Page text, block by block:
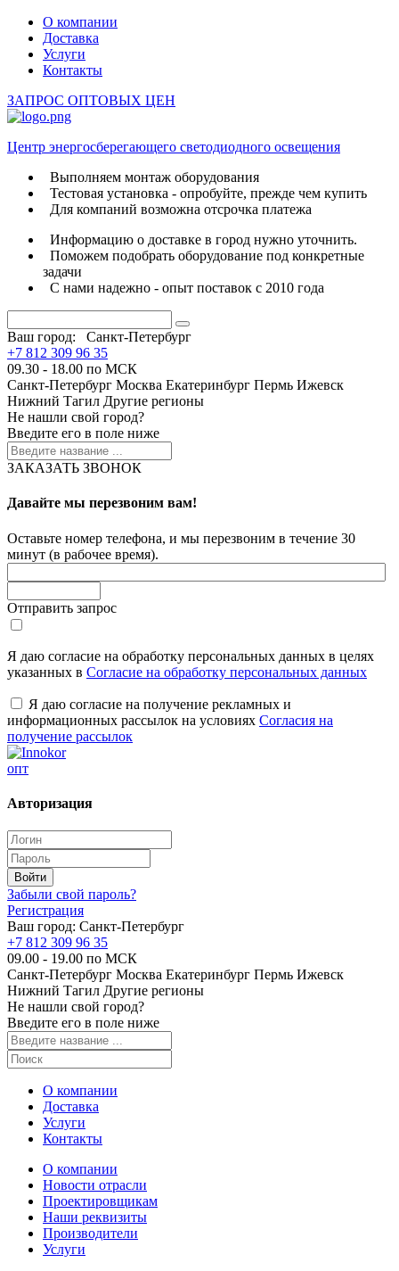
О компании
Доставка
Услуги
Контакты
ЗАПРОС ОПТОВЫХ ЦЕН
Центр энергосберегающего светодиодного освещения
Выполняем монтаж оборудования
Тестовая установка - опробуйте, прежде чем купить
Для компаний возможна отсрочка платежа
Информацию о доставке в город нужно уточнить.
Поможем подобрать оборудование под конкретные
задачи
С нами надежно - опыт поставок с 2010 года
Ваш город:
Санкт-Петербург
+7 812 309 96 35
09.30 - 18.00 по МСК
Санкт-Петербург Москва Екатеринбург Пермь Ижевск
Нижний Тагил Другие регионы
Не нашли свой город?
Введите его в поле ниже
ЗАКАЗАТЬ ЗВОНОК
Давайте мы перезвоним вам!
Оставьте номер телефона, и мы перезвоним в течение 30
минут (в рабочее время).
Отправить запрос
Я даю согласие на обработку персональных данных в целях
указанных в Согласие на обработку персональных данных
Я даю согласие на получение рекламных и
информационных рассылок на условиях Согласия на
получение рассылок
опт
Авторизация
Забыли свой пароль?
Регистрация
Ваш город: Санкт-Петербург
+7 812 309 96 35
09.00 - 19.00 по МСК
Санкт-Петербург Москва Екатеринбург Пермь Ижевск
Нижний Тагил Другие регионы
Не нашли свой город?
Введите его в поле ниже
О компании
Доставка
Услуги
Контакты
О компании
Новости отрасли
Проектировщикам
Наши реквизиты
Производители
Услуги